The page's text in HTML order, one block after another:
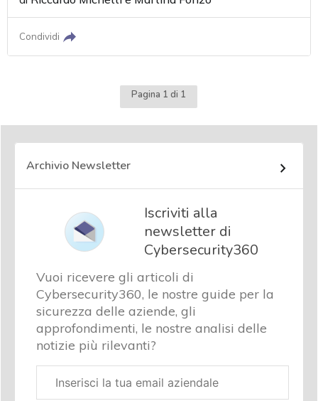
Condividi
Pagina 1 di 1
Archivio Newsletter
Iscriviti alla
newsletter di
Cybersecurity360
Vuoi ricevere gli articoli di
Cybersecurity360, le nostre guide per la
sicurezza delle aziende, gli
approfondimenti, le nostre analisi delle
notizie più rilevanti?
aziendale